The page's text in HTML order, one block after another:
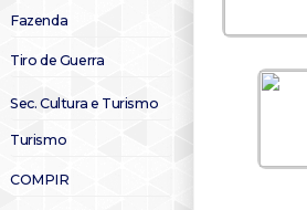
Fazenda
Tiro de Guerra
Sec. Cultura e Turismo
Turismo
COMPIR